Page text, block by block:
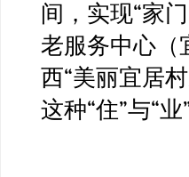
间，实现“家
老服务中心（
西“美丽宜居
这种“住”与“